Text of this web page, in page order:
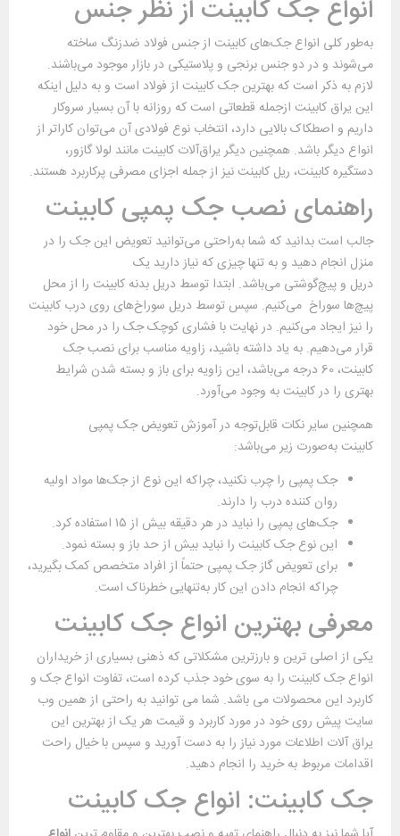
انواع جک کابینت از نظر جنس
به‌طور کلی انواع جک‌های کابینت از جنس فولاد ضدزنگ ساخته
می‌شوند و در دو جنس برنجی و پلاستیکی در بازار موجود می‌باشند.
لازم به ذکر است که بهترین جک کابینت از فولاد است و به دلیل اینکه
این یراق کابینت ازجمله قطعاتی است که روزانه با آن بسیار سروکار
داریم و اصطکاک بالایی دارد، انتخاب نوع فولادی آن می‌توان کاراتر از
انواع دیگر باشد. همچنین دیگر یراق‌آلات کابینت مانند لولا گازور،
دستگیره کابینت، ریل کابینت نیز از جمله اجزای مصرفی پرکاربرد هستند.
راهنمای نصب جک پمپی کابینت
جالب است بدانید که شما به‌راحتی می‌توانید تعویض این جک را در
منزل انجام دهید و به تنها چیزی که نیاز دارید یک
دریل و پیچ‌گوشتی می‌باشد. ابتدا توسط دریل بدنه کابینت را از محل
پیچ‌ها سوراخ می‌کنیم. سپس توسط دریل سوراخ‌های روی درب کابینت
را نیز ایجاد می‌کنیم. در نهایت با فشاری کوچک جک را در محل خود
قرار می‌دهیم. به یاد داشته باشید، زاویه مناسب برای نصب جک
کابینت، 60 درجه می‌باشد، این زاویه برای باز و بسته شدن شرایط
بهتری را در کابینت به وجود می‌آورد.
همچنین سایر نکات قابل‌توجه در آموزش تعویض جک پمپی
کابینت به‌صورت زیر می‌باشد:
جک پمپی را چرب نکنید، چراکه این نوع از جک‌ها مواد اولیه
روان کننده درب را دارند.
جک‌های پمپی را نباید در هر دقیقه بیش از ۱۵ استفاده کرد.
این نوع جک کابینت را نباید بیش از حد باز و بسته نمود.
برای تعویض گاز جک پمپی حتماً از افراد متخصص کمک بگیرید،
چراکه انجام دادن این کار به‌تنهایی خطرناک است.
معرفی بهترین انواع جک کابینت
یکی از اصلی ترین و بارزترین مشکلاتی که ذهنی بسیاری از خریداران
انواع جک کابینت را به سوی خود جذب کرده است، تفاوت انواع جک و
کاربرد این محصولات می باشد. شما می توانید به راحتی از همین وب
سایت پیش روی خود در مورد کاربرد و قیمت هر یک از بهترین این
یراق آلات اطلاعات مورد نیاز را به دست آورید و سپس با خیال راحت
اقدامات مربوط به خرید را انجام دهید.
جک کابینت: انواع جک کابینت